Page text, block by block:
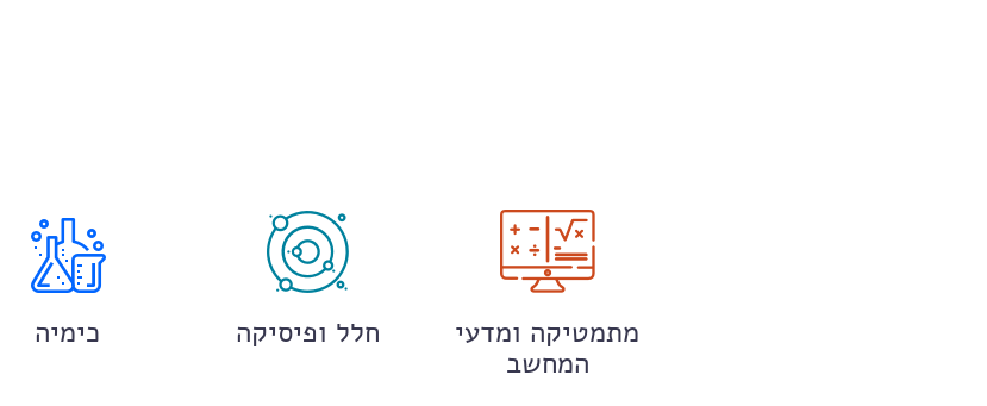
מתמטיקה ומדעי
המחשב
חלל ופיסיקה כימיה